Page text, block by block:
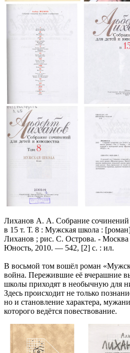
Лиханов А. А. Собрание сочинений
в 15 т. Т. 8 : Мужская школа :
Лиханов ; рис. С. Острова. - Москва
Юность, 2010. — 542, [2] с. : ил.
В восьмой том вошёл роман
война. Пережившие её вчерашние
школы приходят в необычную для
Здесь происходит не только
но и становление характера,
которого ведётся повествование.